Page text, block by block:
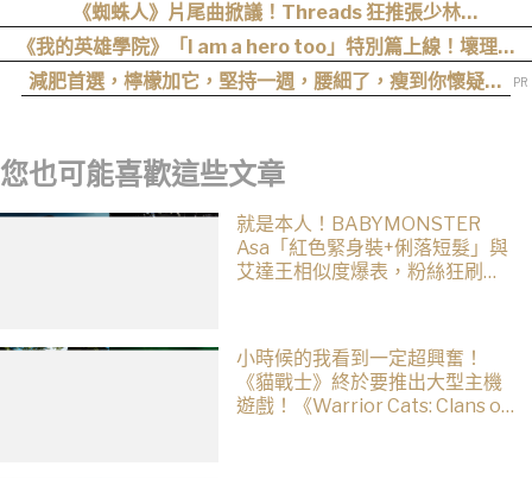
《蜘蛛人》片尾曲掀議！Threads 狂推張少林
〈SpiderMan〉，網友：播這個直接神作預定
《我的英雄學院》「I am a hero too」特別篇上線！壞理版
〈Hero too〉正式公開！
減肥首選，檸檬加它，堅持一週，腰細了，瘦到你懷疑人
您也可能喜歡這些文章
就是本人！BABYMONSTER
Asa「紅色緊身裝+俐落短髮」與
艾達王相似度爆表，粉絲狂刷
小時候的我看到一定超興奮！
《貓戰士》終於要推出大型主機
遊戲！《Warrior Cats: Clans of